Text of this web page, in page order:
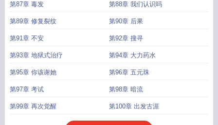
第87章 毒发 第88章 我们认识吗
第89章 修复裂纹 第90章 后果
第91章 不安 第92章 搜寻
第93章 地狱式治疗 第94章 大力药水
第95章 你该谢她 第96章 五元珠
第97章 考试 第98章 暗流
第99章 再次觉醒 第100章 出发古涯